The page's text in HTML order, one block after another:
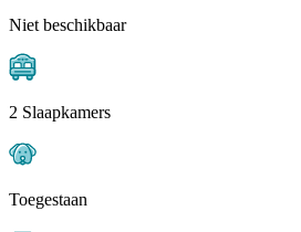
Niet beschikbaar
2 Slaapkamers
Toegestaan